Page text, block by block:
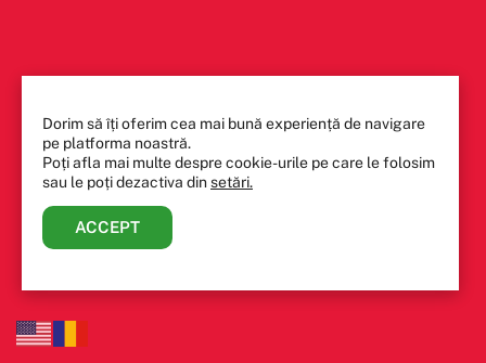
Dorim să îți oferim cea mai bună experiență de navigare
pe platforma noastră.
Poți afla mai multe despre cookie-urile pe care le folosim
sau le poți dezactiva dinsetări.
ACCEPT